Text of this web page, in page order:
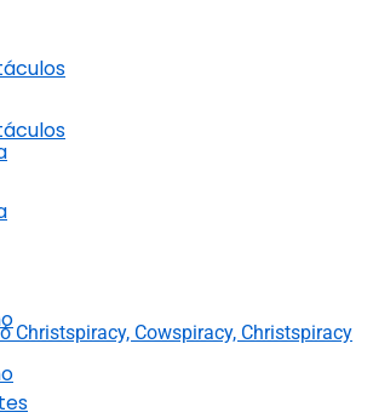
Christspiracy, Cowspiracy, Christspiracy